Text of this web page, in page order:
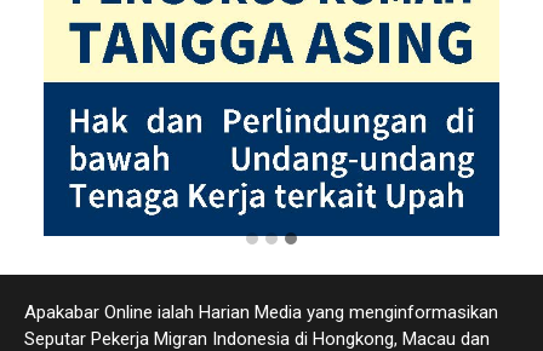
Apakabar Online ialah Harian Media yang menginformasikan
Seputar Pekerja Migran Indonesia di Hongkong, Macau dan